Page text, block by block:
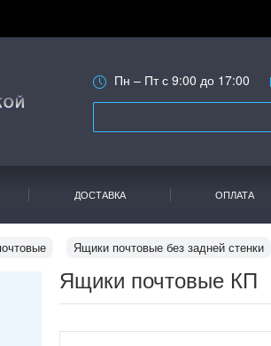
Пн – Пт с 9:00 до 17:00
ДОСТАВКА ОПЛАТА
Ящики почтовые без задней стенки
Ящики почтовые КП